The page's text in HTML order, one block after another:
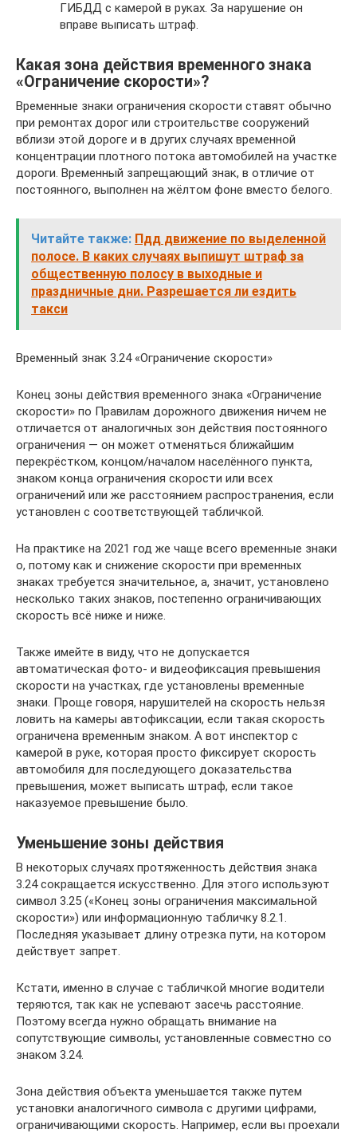
ГИБДД с камерой в руках. За нарушение он
вправе выписать штраф.
Какая зона действия временного знака
«Ограничение скорости»?
Временные знаки ограничения скорости ставят обычно
при ремонтах дорог или строительстве сооружений
вблизи этой дороге и в других случаях временной
концентрации плотного потока автомобилей на участке
дороги. Временный запрещающий знак, в отличие от
постоянного, выполнен на жёлтом фоне вместо белого.
Читайте также: Пдд движение по выделенной
полосе. В каких случаях выпишут штраф за
общественную полосу в выходные и
праздничные дни. Разрешается ли ездить
такси
Временный знак 3.24 «Ограничение скорости»
Конец зоны действия временного знака «Ограничение
скорости» по Правилам дорожного движения ничем не
отличается от аналогичных зон действия постоянного
ограничения — он может отменяться ближайшим
перекрёстком, концом/началом населённого пункта,
знаком конца ограничения скорости или всех
ограничений или же расстоянием распространения, если
установлен с соответствующей табличкой.
На практике на 2021 год же чаще всего временные знаки
о, потому как и снижение скорости при временных
знаках требуется значительное, а, значит, установлено
несколько таких знаков, постепенно ограничивающих
скорость всё ниже и ниже.
Также имейте в виду, что не допускается
автоматическая фото- и видеофиксация превышения
скорости на участках, где установлены временные
знаки. Проще говоря, нарушителей на скорость нельзя
ловить на камеры автофиксации, если такая скорость
ограничена временным знаком. А вот инспектор с
камерой в руке, которая просто фиксирует скорость
автомобиля для последующего доказательства
превышения, может выписать штраф, если такое
наказуемое превышение было.
Уменьшение зоны действия
В некоторых случаях протяженность действия знака
3.24 сокращается искусственно. Для этого используют
символ 3.25 («Конец зоны ограничения максимальной
скорости») или информационную табличку 8.2.1.
Последняя указывает длину отрезка пути, на котором
действует запрет.
Кстати, именно в случае с табличкой многие водители
теряются, так как не успевают засечь расстояние.
Поэтому всегда нужно обращать внимание на
сопутствующие символы, установленные совместно со
знаком 3.24.
Зона действия объекта уменьшается также путем
установки аналогичного символа с другими цифрами,
ограничивающими скорость. Например, если вы проехали